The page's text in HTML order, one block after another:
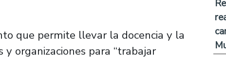
que permite llevar la docencia y la
organizaciones para “trabajar